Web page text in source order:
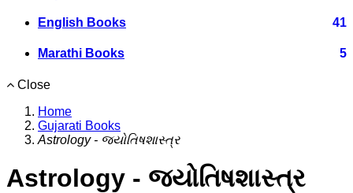
English Books 41
Marathi Books 5
Close
Home
Gujarati Books
Astrology - જ્યોતિષશાસ્ત્ર
Astrology - જ્યોતિષશાસ્ત્ર